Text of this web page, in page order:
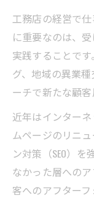
工務店の経営で
に重要なのは、
実践することで
グ、地域の異業
ーチで新たな顧
近年はインター
ムページのリニ
ン対策（SEO）
なかった層への
客へのアフター